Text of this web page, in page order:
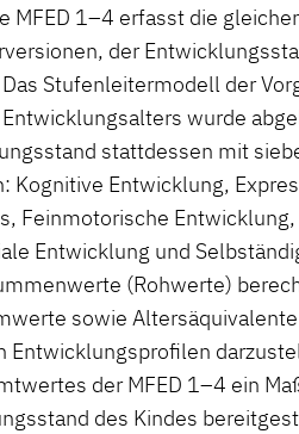
MFED 1–4 erfasst die
der
Stufenleitermodell der
wurde
stattdessen mit
Kognitive Entwicklung,
Feinmotorische
Entwicklung und
(Rohwerte)
sowie
Entwicklungsprofilen
der MFED 1–4 ein
des Kindes